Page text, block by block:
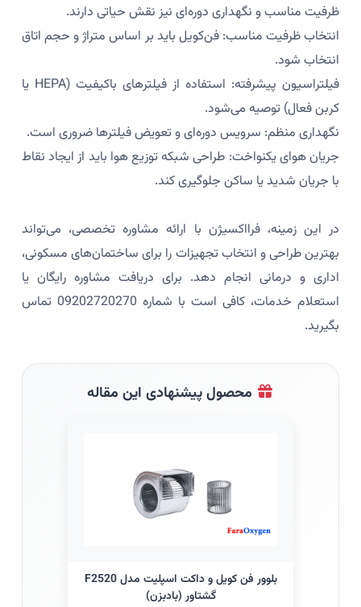
ظرفیت مناسب و نگهداری دوره‌ای نیز نقش حیاتی دارند.
انتخاب ظرفیت مناسب: فن‌کویل باید بر اساس متراژ و حجم اتاق
انتخاب شود.
فیلتراسیون پیشرفته: استفاده از فیلترهای باکیفیت (HEPA یا
کربن فعال) توصیه می‌شود.
نگهداری منظم: سرویس دوره‌ای و تعویض فیلترها ضروری است.
جریان هوای یکنواخت: طراحی شبکه توزیع هوا باید از ایجاد نقاط
با جریان شدید یا ساکن جلوگیری کند.
در این زمینه، فرااکسیژن با ارائه مشاوره تخصصی، می‌تواند
بهترین طراحی و انتخاب تجهیزات را برای ساختمان‌های مسکونی،
اداری و درمانی انجام دهد. برای دریافت مشاوره رایگان یا
استعلام خدمات، کافی است با شماره 09202720270 تماس
بگیرید.
محصول پیشنهادی این مقاله
بلوور فن کویل و داکت اسپلیت مدل F2520
گشتاور (بادبزن)